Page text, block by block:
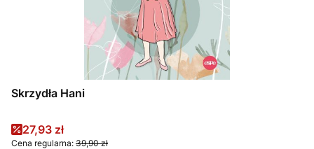
Skrzydła Hani
Cena promocyjna
27,93 zł
Cena regularna: 39,90 zł